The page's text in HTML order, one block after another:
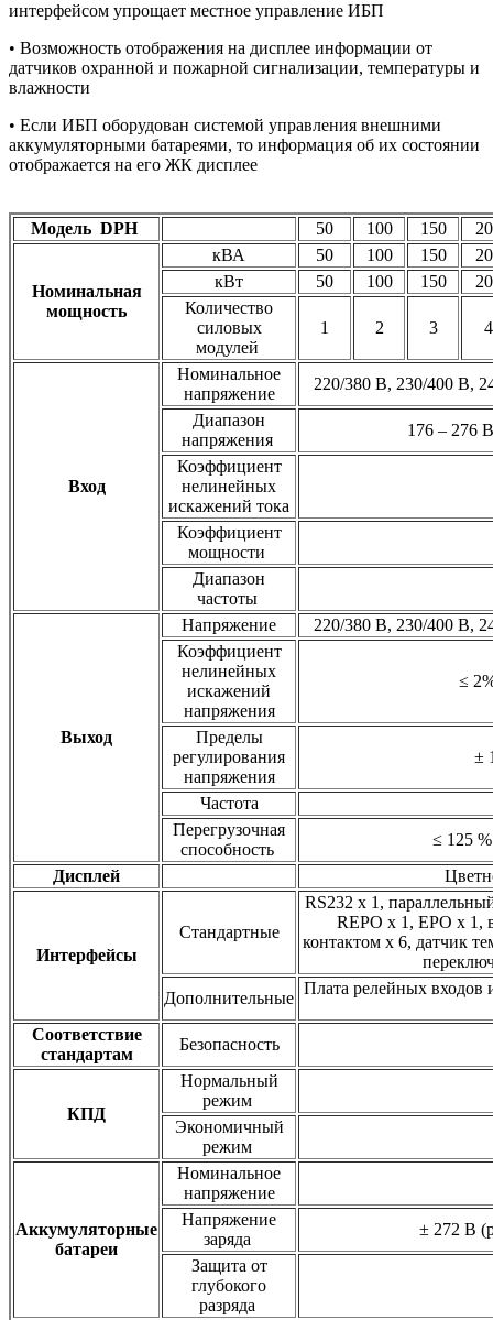
интерфейсом упрощает местное управление ИБП
• Возможность отображения на дисплее информации от
датчиков охранной и пожарной сигнализации, температуры и
влажности
• Если ИБП оборудован системой управления внешними
аккумуляторными батареями, то информация об их состоянии
отображается на его ЖК дисплее
Модель DPH 50 100 150
Номинальная
мощность
кВА 50 100 150
кВт
50 100 150
Количество
силовых
модулей
1 2 3 4
Вход
Номинальное
напряжение
220/380 В, 230/400 В,
Диапазон
напряжения
176 – 276
Коэффициент
нелинейных
искажений тока
Коэффициент
мощности
Диапазон
частоты
Выход
Напряжение
220/380 В, 230/400 В,
Коэффициент
нелинейных
искажений
напряжения
≤
Пределы
регулирования
напряжения
±
Частота
Перегрузочная
способность
≤ 125
Дисплей
Интерфейсы
Стандартные
RS232 x 1,
REPO x 1, EPO x 1,
контактом x 6, датчик
Дополнительные
Плата релейных входов
Соответствие
стандартам
Безопасность
КПД
Нормальный
режим
Экономичный
режим
Аккумуляторные
батареи
Номинальное
напряжение
Напряжение
заряда
± 272 В
Защита от
глубокого
разряда